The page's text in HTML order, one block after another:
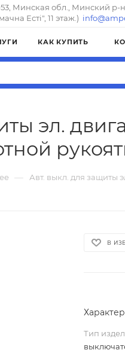
Минская обл., Минский р-
Естi", 11 этаж.)
КАК КУПИТЬ
эл.
— Авт. выкл. для защиты
В
Тип